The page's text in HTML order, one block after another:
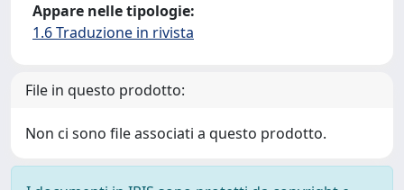
Appare nelle tipologie:
1.6 Traduzione in rivista
File in questo prodotto:
Non ci sono file associati a questo prodotto.